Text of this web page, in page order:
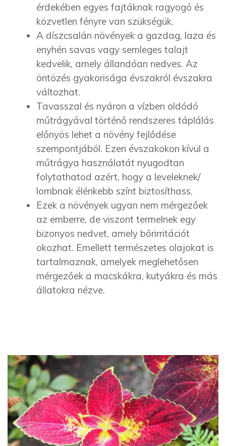
érdekében egyes fajtáknak ragyogó és
közvetlen fényre van szükségük.
A díszcsalán növények a gazdag, laza és
enyhén savas vagy semleges talajt
kedvelik, amely állandóan nedves. Az
öntözés gyakorisága évszakról évszakra
változhat.
Tavasszal és nyáron a vízben oldódó
műtrágyával történő rendszeres táplálás
előnyös lehet a növény fejlődése
szempontjából. Ezen évszakokon kívül a
műtrágya használatát nyugodtan
folytathatod azért, hogy a leveleknek/
lombnak élénkebb színt biztosíthass.
Ezek a növények ugyan nem mérgezőek
az emberre, de viszont termelnek egy
bizonyos nedvet, amely bőrirritációt
okozhat. Emellett természetes olajokat is
tartalmaznak, amelyek meglehetősen
mérgezőek a macskákra, kutyákra és más
állatokra nézve.